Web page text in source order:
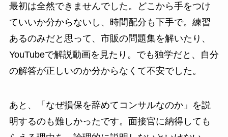
最初は全然できませんでした。どこから手をつけ
ていいか分からないし、時間配分も下手で。練習
あるのみだと思って、市販の問題集を解いたり、
YouTubeで解説動画を見たり。でも独学だと、自分
の解答が正しいのか分からなくて不安でした。
あと、「なぜ損保を辞めてコンサルなのか」を説
明するのも難しかったです。面接官に納得しても